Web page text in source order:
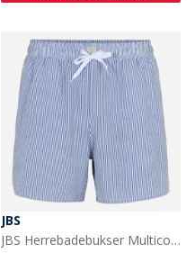
JBS
JBS Herrebadebukser Multicolour